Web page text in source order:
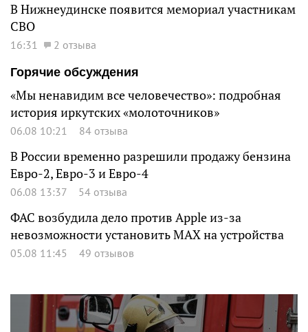
В Нижнеудинске появится мемориал участникам
СВО
16:31
2 отзыва
Горячие обсуждения
«Мы ненавидим все человечество»: подробная
история иркутских «молоточников»
06.08 10:21 84 отзыва
В России временно разрешили продажу бензина
Евро-2, Евро-3 и Евро-4
06.08 13:37 54 отзыва
ФАС возбудила дело против Apple из-за
невозможности установить MAX на устройства
05.08 11:45 49 отзывов